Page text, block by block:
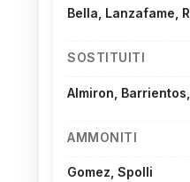
Bella, Lanzafame,
SOSTITUITI
Almiron,
AMMONITI
Gomez, Spolli